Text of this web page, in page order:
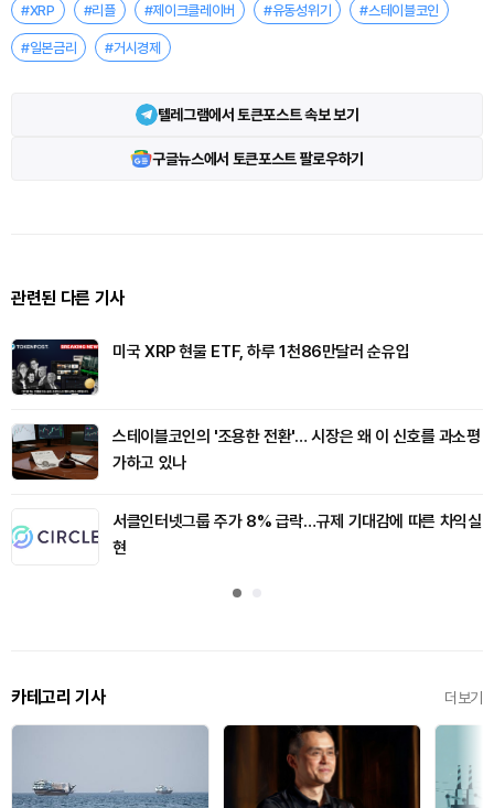
#XRP #리플 #제이크클레이버 #유동성위기 #스테이블코인
#일본금리 #거시경제
텔레그램에서 토큰포스트 속보 보기
구글뉴스에서 토큰포스트 팔로우하기
관련된 다른 기사
미국 XRP 현물 ETF, 하루 1천86만달러 순유입
스테이블코인의 '조용한 전환'… 시장은 왜 이 신호를 과소평
가하고 있나
서클인터넷그룹 주가 8% 급락…규제 기대감에 따른 차익실
현
카테고리 기사 더보기